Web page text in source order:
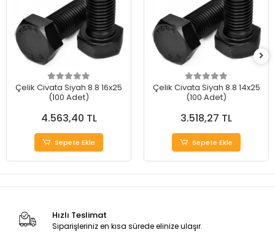
Çelik Civata Siyah 8.8 16x25
(100 Adet)
4.563,40 TL
Sepete Ekle
Çelik Civata Siyah 8.8 14x25
(100 Adet)
3.518,27 TL
Sepete Ekle
Hızlı Teslimat
Siparişleriniz en kısa sürede elinize ulaşır.